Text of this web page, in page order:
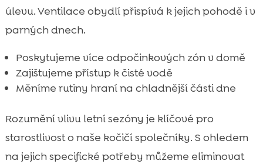
úlevu. Ventilace obydlí přispívá k jejich pohodě i v
parných dnech.
Poskytujeme více odpočinkových zón v domě
Zajištujeme přístup k čisté vodě
Měníme rutiny hraní na chladnější části dne
Rozumění vlivu letní sezóny je klíčové pro
starostlivost o naše kočičí společníky. S ohledem
na jejich specifické potřeby můžeme eliminovat